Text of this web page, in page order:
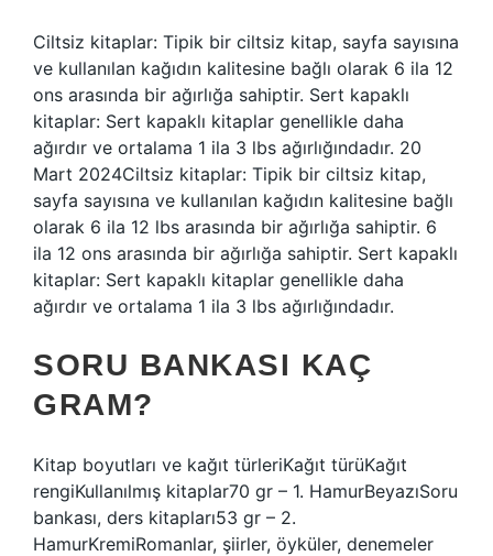
Ciltsiz kitaplar: Tipik bir ciltsiz kitap, sayfa sayısına
ve kullanılan kağıdın kalitesine bağlı olarak 6 ila 12
ons arasında bir ağırlığa sahiptir. Sert kapaklı
kitaplar: Sert kapaklı kitaplar genellikle daha
ağırdır ve ortalama 1 ila 3 lbs ağırlığındadır. 20
Mart 2024Ciltsiz kitaplar: Tipik bir ciltsiz kitap,
sayfa sayısına ve kullanılan kağıdın kalitesine bağlı
olarak 6 ila 12 lbs arasında bir ağırlığa sahiptir. 6
ila 12 ons arasında bir ağırlığa sahiptir. Sert kapaklı
kitaplar: Sert kapaklı kitaplar genellikle daha
ağırdır ve ortalama 1 ila 3 lbs ağırlığındadır.
SORU BANKASI KAÇ
GRAM?
Kitap boyutları ve kağıt türleriKağıt türüKağıt
rengiKullanılmış kitaplar70 gr – 1. HamurBeyazıSoru
bankası, ders kitapları53 gr – 2.
HamurKremiRomanlar, şiirler, öyküler, denemeler